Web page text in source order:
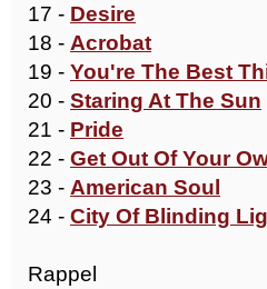
17 - Desire
18 - Acrobat
19 - You're The Best
20 - Staring At The Sun
21 - Pride
22 - Get Out Of Your
23 - American Soul
24 - City Of Blinding
Rappel